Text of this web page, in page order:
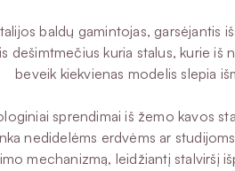
baldų gamintojas, garsėjantis
dešimtmečius kuria stalus, kurie
beveik kiekvienas modelis slepia
sprendimai iš žemo kavos
nedidelėms erdvėms ar
mechanizmą, leidžiantį stalviršį